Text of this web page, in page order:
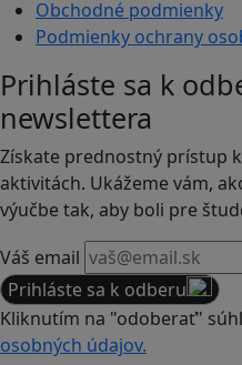
Obchodné podmienky
Podmienky ochrany
Prihláste sa k
newslettera
Získate prednostný prístup
aktivitách. Ukážeme vám,
výučbe tak, aby boli pre
Váš email
Prihláste sa k odberu
Kliknutím na "odoberať"
osobných údajov.